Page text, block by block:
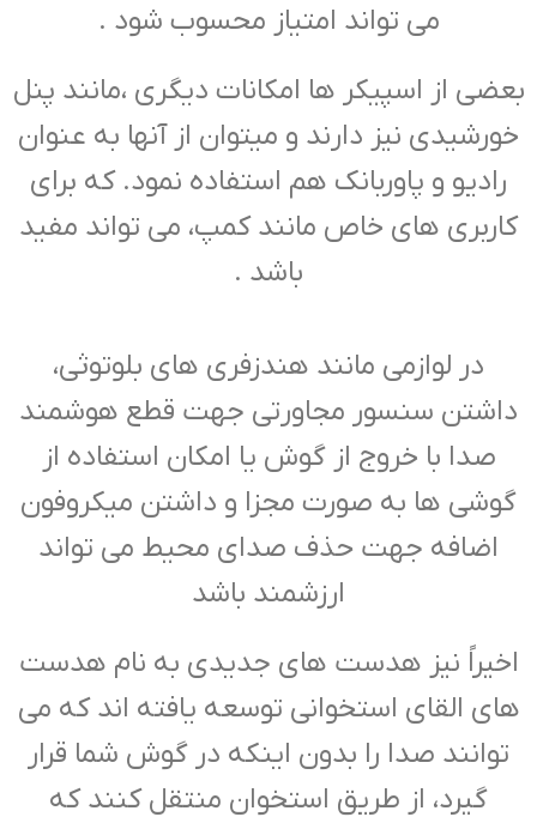
می تواند امتیاز محسوب شود .
بعضی از اسپیکر ها امکانات دیگری ،مانند پنل
خورشیدی نیز دارند و میتوان از آنها به عنوان
رادیو و پاوربانک هم استفاده نمود. که برای
کاربری های خاص مانند کمپ، می تواند مفید
باشد .
در لوازمی مانند هندزفری های بلوتوثی،
داشتن سنسور مجاورتی جهت قطع هوشمند
صدا با خروج از گوش یا امکان استفاده از
گوشی ها به صورت مجزا و داشتن میکروفون
اضافه جهت حذف صدای محیط می تواند
ارزشمند باشد
اخیراً نیز هدست های جدیدی به نام هدست
های القای استخوانی توسعه یافته اند که می
توانند صدا را بدون اینکه در گوش شما قرار
گیرد، از طریق استخوان منتقل کنند که